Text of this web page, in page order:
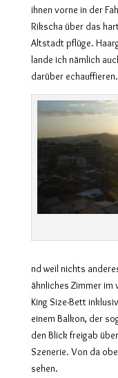
ihnen vorne in der
Rikscha über das
Altstadt pflüge.
lande ich nämlich
darüber echauffieren.
nd weil nichts
ähnliches Zimmer im
King Size-Bett
einem Balkon, der
den Blick freigab
Szenerie. Von da
sehen.